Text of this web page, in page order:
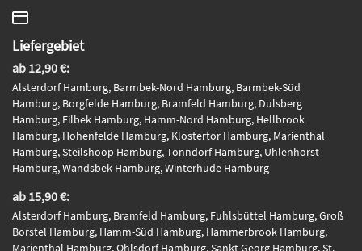
Liefergebiet
ab 12,90 €:
Alsterdorf Hamburg, Barmbek-Nord Hamburg, Barmbek-Süd
Hamburg, Borgfelde Hamburg, Bramfeld Hamburg, Dulsberg
Hamburg, Eilbek Hamburg, Hamm-Nord Hamburg, Hellbrook
Hamburg, Hohenfelde Hamburg, Klostertor Hamburg, Marienthal
Hamburg, Steilshoop Hamburg, Tonndorf Hamburg, Uhlenhorst
Hamburg, Wandsbek Hamburg, Winterhude Hamburg
ab 15,90 €:
Alsterdorf Hamburg, Bramfeld Hamburg, Fuhlsbüttel Hamburg, Groß
Borstel Hamburg, Hamm-Süd Hamburg, Hammerbrook Hamburg,
Marienthal Hamburg, Ohlsdorf Hamburg, Sankt Georg Hamburg, St.